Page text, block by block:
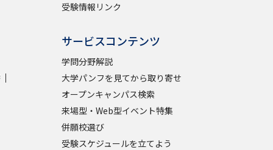
受験情報リンク
サービスコンテンツ
学問分野解説
大学パンフを見てから取り寄せ
オープンキャンパス検索
来場型・Web型イベント特集
併願校選び
受験スケジュールを立てよう